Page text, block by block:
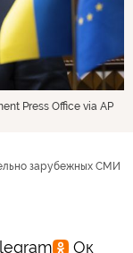
Press Office via AP
зарубежных СМИ